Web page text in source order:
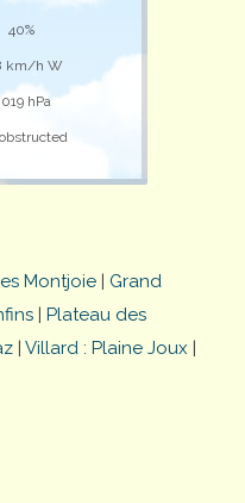
40%
km/h W
hPa
Montjoie | Grand
| Plateau des
| Villard : Plaine Joux |